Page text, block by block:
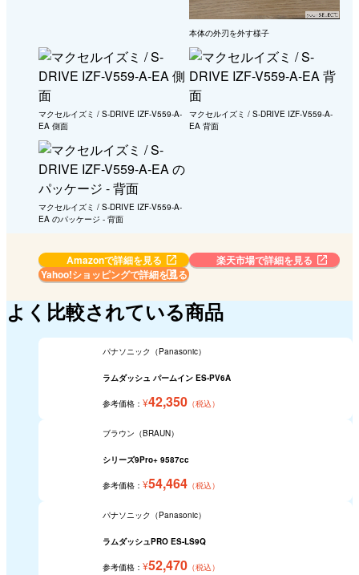
本体の外刃を外す様子
マクセルイズミ / S-DRIVE IZF-V559-A-
EA 側面
マクセルイズミ / S-DRIVE IZF-V559-A-
EA 背面
マクセルイズミ / S-DRIVE IZF-V559-A-
EA のパッケージ - 背面
Amazonで詳細を見る
楽天市場で詳細を見る
Yahoo!ショッピングで詳細を見る
よく比較されている商品
パナソニック（Panasonic）
ラムダッシュ パームイン ES-PV6A
参考価格： ¥42,350 （税込）
ブラウン（BRAUN）
シリーズ9Pro+ 9587cc
参考価格： ¥54,464 （税込）
パナソニック（Panasonic）
ラムダッシュPRO ES-LS9Q
参考価格： ¥52,470 （税込）